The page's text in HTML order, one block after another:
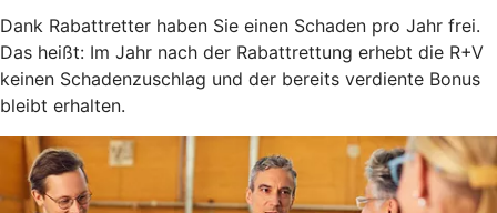
Dank Rabattretter haben Sie einen Schaden pro Jahr frei.
Das heißt: Im Jahr nach der Rabattrettung erhebt die R+V
keinen Schadenzuschlag und der bereits verdiente Bonus
bleibt erhalten.